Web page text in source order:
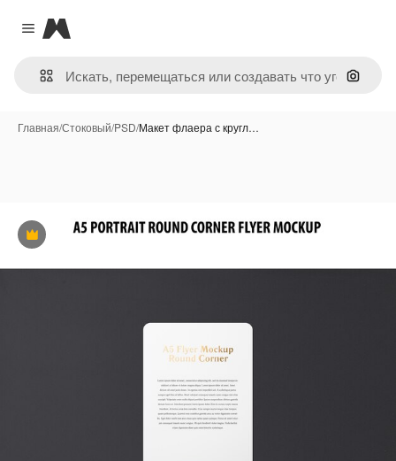
Close menu
Magnific
Поиск
Главная/Стоковый/PSD/Макет флаера с кругл…
Премиум